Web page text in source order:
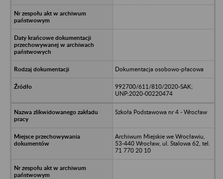
Dokumentacja osobowo-płacowa
992700/611/810/2020-SAK;
UNP:2020-00220474
Szkoła Podstawowa nr 4 - Wrocław
Archiwum Miejskie we Wrocławiu,
53-440 Wrocław, ul. Stalowa 62, tel.
71 770 20 10